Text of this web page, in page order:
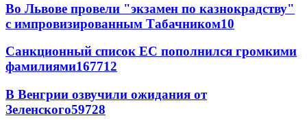
Во Львове провели "экзамен по казнокрадству"
с импровизированным Табачником10
Санкционный список ЕС пополнился громкими
фамилиями167712
В Венгрии озвучили ожидания от
Зеленского59728